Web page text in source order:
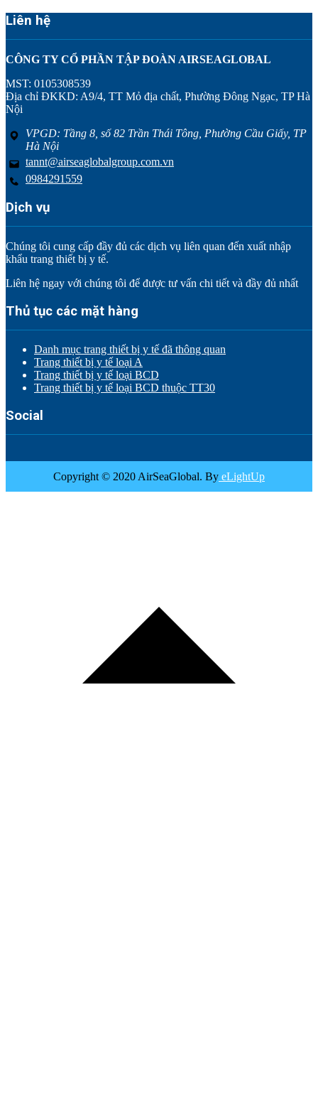
Liên hệ
CÔNG TY CỔ PHẦN TẬP ĐOÀN AIRSEAGLOBAL
MST: 0105308539
Địa chỉ ĐKKD: A9/4, TT Mỏ địa chất, Phường Đông Ngạc, TP Hà
Nội
VPGD: Tầng 8, số 82 Trần Thái Tông, Phường Cầu Giấy, TP
Hà Nội
tannt@airseaglobalgroup.com.vn
0984291559
Dịch vụ
Chúng tôi cung cấp đầy đủ các dịch vụ liên quan đến xuất nhập
khẩu trang thiết bị y tế.
Liên hệ ngay với chúng tôi để được tư vấn chi tiết và đầy đủ nhất
Thủ tục các mặt hàng
Danh mục trang thiết bị y tế đã thông quan
Trang thiết bị y tế loại A
Trang thiết bị y tế loại BCD
Trang thiết bị y tế loại BCD thuộc TT30
Social
Copyright © 2020 AirSeaGlobal. By eLightUp